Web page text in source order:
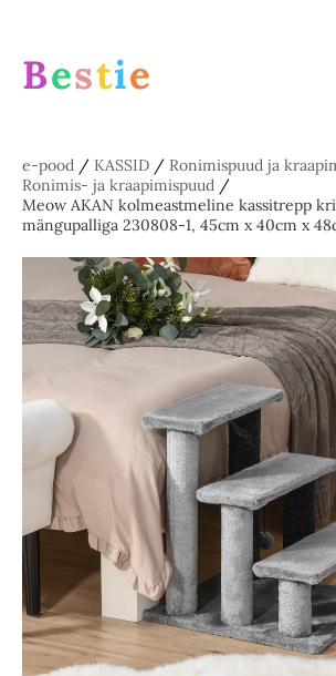
Bestie
e-pood / KASSID / Ronimispuud ja
Ronimis- ja kraapimispuud /
Meow AKAN kolmeastmeline kassitrepp
mängupalliga 230808-1, 45cm x 40cm x